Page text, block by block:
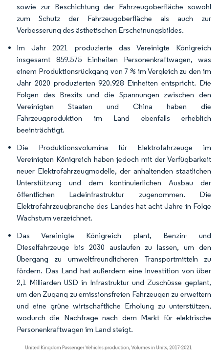
sowie zur Beschichtung der Fahrzeugoberfläche sowohl
zum Schutz der Fahrzeugoberfläche als auch zur
Verbesserung des ästhetischen Erscheinungsbildes.
Im Jahr 2021 produzierte das Vereinigte Königreich
insgesamt 859.575 Einheiten Personenkraftwagen, was
einem Produktionsrückgang von 7 % im Vergleich zu den im
Jahr 2020 produzierten 920.928 Einheiten entspricht. Die
Folgen des Brexits und die Spannungen zwischen den
Vereinigten Staaten und China haben die
Fahrzeugproduktion im Land ebenfalls erheblich
beeinträchtigt.
Die Produktionsvolumina für Elektrofahrzeuge im
Vereinigten Königreich haben jedoch mit der Verfügbarkeit
neuer Elektrofahrzeugmodelle, der anhaltenden staatlichen
Unterstützung und dem kontinuierlichen Ausbau der
öffentlichen Ladeinfrastruktur zugenommen. Die
Elektrofahrzeugbranche des Landes hat acht Jahre in Folge
Wachstum verzeichnet.
Das Vereinigte Königreich plant, Benzin- und
Dieselfahrzeuge bis 2030 auslaufen zu lassen, um den
Übergang zu umweltfreundlicheren Transportmitteln zu
fördern. Das Land hat außerdem eine Investition von über
2,1 Milliarden USD in Infrastruktur und Zuschüsse geplant,
um den Zugang zu emissionsfreien Fahrzeugen zu erweitern
und eine grüne wirtschaftliche Erholung zu unterstützen,
wodurch die Nachfrage nach dem Markt für elektrische
Personenkraftwagen im Land steigt.